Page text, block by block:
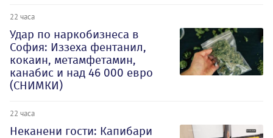
22 часа
Удар по наркобизнеса в
София: Иззеха фентанил,
кокаин, метамфетамин,
канабис и над 46 000 евро
(СНИМКИ)
22 часа
Неканени гости: Капибари